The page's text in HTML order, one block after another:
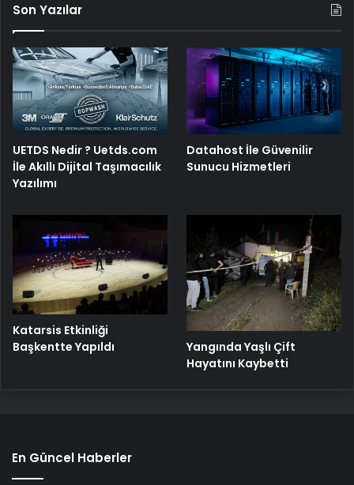
Son Yazılar
UETDS Nedir ? Uetds.com
İle Akıllı Dijital Taşımacılık
Yazılımı
Datahost İle Güvenilir
Sunucu Hizmetleri
Katarsis Etkinliği
Başkentte Yapıldı
Yangında Yaşlı Çift
Hayatını Kaybetti
En Güncel Haberler